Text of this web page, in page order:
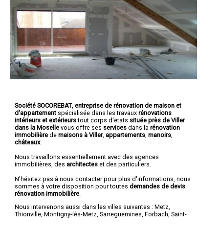
Société SOCOREBAT, entreprise de rénovation de maison et
d'appartement spécialisée dans les travaux rénovations
intérieurs et extérieurstout corps d'etats située près de Viller
dans la Moselle vous offre ses services dans la rénovation
immobilière de maisons à Viller, appartements manoirs
châteaux.
Nous travaillons essentiellement avec des agences
immobilières, des architectes et des particuliers.
N'hésitez pas à nous contacter pour plus d'informations, nous
sommes à votre disposition pour toutes demandes de devis
rénovation immobilière
Nous intervenons aussi dans les villes suivantes : Metz,
Thionville, Montigny-lès-Metz, Sarreguemines, Forbach, Saint-